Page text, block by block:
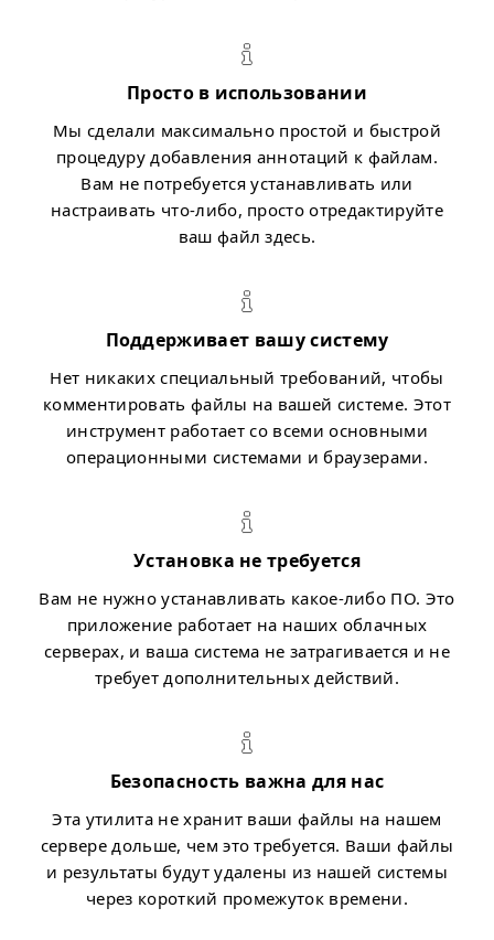
Просто в использовании
Мы сделали максимально простой и быстрой
процедуру добавления аннотаций к файлам.
Вам не потребуется устанавливать или
настраивать что-либо, просто отредактируйте
ваш файл здесь.
Поддерживает вашу систему
Нет никаких специальный требований, чтобы
комментировать файлы на вашей системе. Этот
инструмент работает со всеми основными
операционными системами и браузерами.
Установка не требуется
Вам не нужно устанавливать какое-либо ПО. Это
приложение работает на наших облачных
серверах, и ваша система не затрагивается и не
требует дополнительных действий.
Безопасность важна для нас
Эта утилита не хранит ваши файлы на нашем
сервере дольше, чем это требуется. Ваши файлы
и результаты будут удалены из нашей системы
через короткий промежуток времени.